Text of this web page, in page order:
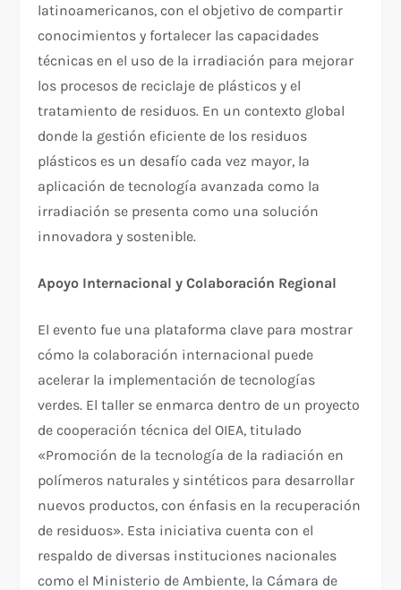
latinoamericanos, con el objetivo de compartir
conocimientos y fortalecer las capacidades
técnicas en el uso de la irradiación para mejorar
los procesos de reciclaje de plásticos y el
tratamiento de residuos. En un contexto global
donde la gestión eficiente de los residuos
plásticos es un desafío cada vez mayor, la
aplicación de tecnología avanzada como la
irradiación se presenta como una solución
innovadora y sostenible.
Apoyo Internacional y Colaboración Regional
El evento fue una plataforma clave para mostrar
cómo la colaboración internacional puede
acelerar la implementación de tecnologías
verdes. El taller se enmarca dentro de un proyecto
de cooperación técnica del OIEA, titulado
«Promoción de la tecnología de la radiación en
polímeros naturales y sintéticos para desarrollar
nuevos productos, con énfasis en la recuperación
de residuos». Esta iniciativa cuenta con el
respaldo de diversas instituciones nacionales
como el Ministerio de Ambiente, la Cámara de